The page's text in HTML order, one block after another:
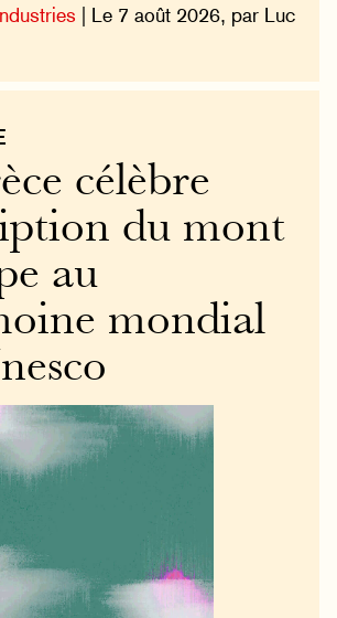
| Le 7 août 2026, par Luc
célèbre
du mont
au
mondial